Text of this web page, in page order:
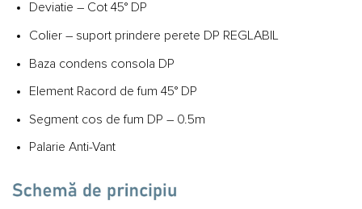
Deviatie – Cot 45° DP
Colier – suport prindere perete DP REGLABIL
Baza condens consola DP
Element Racord de fum 45° DP
Segment cos de fum DP – 0.5m
Palarie Anti-Vant